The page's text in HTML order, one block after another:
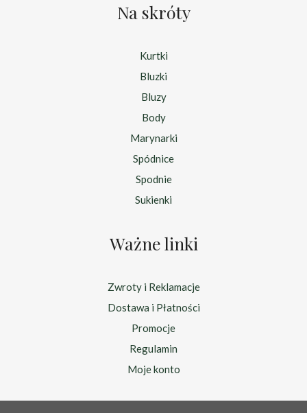
Na skróty
Kurtki
Bluzki
Bluzy
Body
Marynarki
Spódnice
Spodnie
Sukienki
Ważne linki
Zwroty i Reklamacje
Dostawa i Płatności
Promocje
Regulamin
Moje konto